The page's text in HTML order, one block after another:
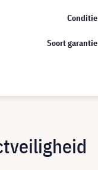
Conditie
Soort garantie